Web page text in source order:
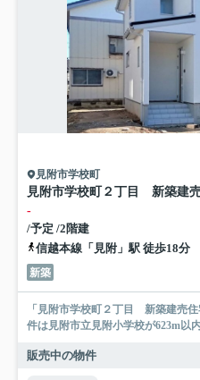
見附市学校町
見附市学校町２丁目 新築建
-
/予定 /2階建
信越本線「見附」駅 徒歩18分
新築
「見附市学校町２丁目 新築建売
件は見附市立見附小学校が623m以
販売中の物件